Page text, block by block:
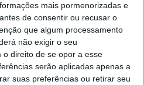
mais pormenorizadas e
de consentir ou recusar o
que algum processamento
não exigir o seu
direito de se opor a esse
serão aplicadas apenas a
suas preferências ou retirar seu
início da corrida, estou
Não estou a forçar
a construir lentamente o
e estou muito contente”.
#54 comentou:“Não sei se